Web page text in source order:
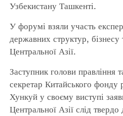
Узбекистану Ташкенті.
У форумі взяли участь
державних структур,
Центральної Азії.
Заступник голови правління
секретар Китайського
Хункуй у своєму виступі
Центральної Азії слід